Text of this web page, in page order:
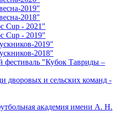
2019"
2018"
Cup - 2021"
Cup - 2019"
2019"
2018"
фестиваль "Кубок Тавриды –
дворовых и сельских команд -
академия имени А. Н.